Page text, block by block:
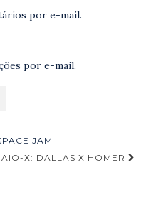
por e-mail.
por e-mail.
JAM
X: DALLAS X HOMER